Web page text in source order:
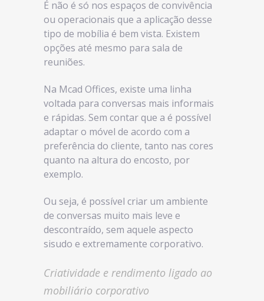
É não é só nos espaços de convivência
ou operacionais que a aplicação desse
tipo de mobília é bem vista. Existem
opções até mesmo para sala de
reuniões.
Na Mcad Offices, existe uma linha
voltada para conversas mais informais
e rápidas. Sem contar que a é possível
adaptar o móvel de acordo com a
preferência do cliente, tanto nas cores
quanto na altura do encosto, por
exemplo.
Ou seja, é possível criar um ambiente
de conversas muito mais leve e
descontraído, sem aquele aspecto
sisudo e extremamente corporativo.
Criatividade e rendimento ligado ao
mobiliário corporativo